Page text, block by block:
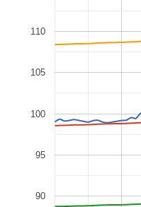
90
95
100
105
110